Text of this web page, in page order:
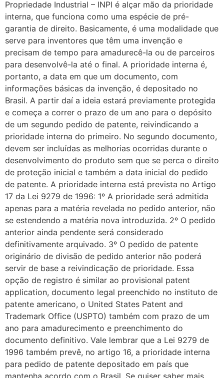
Propriedade Industrial – INPI é alçar mão da prioridade
interna, que funciona como uma espécie de pré-
garantia de direito. Basicamente, é uma modalidade que
serve para inventores que têm uma invenção e
precisam de tempo para amadurecê-la ou de parceiros
para desenvolvê-la até o final. A prioridade interna é,
portanto, a data em que um documento, com
informações básicas da invenção, é depositado no
Brasil. A partir daí a ideia estará previamente protegida
e começa a correr o prazo de um ano para o depósito
de um segundo pedido de patente, reivindicando a
prioridade interna do primeiro. No segundo documento,
devem ser incluídas as melhorias ocorridas durante o
desenvolvimento do produto sem que se perca o direito
de proteção inicial e também a data inicial do pedido
de patente. A prioridade interna está prevista no Artigo
17 da Lei 9279 de 1996: 1º A prioridade será admitida
apenas para a matéria revelada no pedido anterior, não
se estendendo a matéria nova introduzida. 2º O pedido
anterior ainda pendente será considerado
definitivamente arquivado. 3º O pedido de patente
originário de divisão de pedido anterior não poderá
servir de base a reivindicação de prioridade. Essa
opção de registro é similar ao provisional patent
application, documento legal preenchido no instituto de
patente americano, o United States Patent and
Trademark Office (USPTO) também com prazo de um
ano para amadurecimento e preenchimento do
documento definitivo. Vale lembrar que a Lei 9279 de
1996 também prevê, no artigo 16, a prioridade interna
para pedido de patente depositado em país que